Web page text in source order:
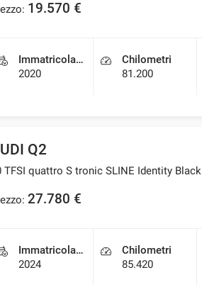
19.570 €
Immatricolazione
2020
Chilometri
81.200
Q2
TFSI quattro S tronic SLINE Identity Black
27.780 €
Immatricolazione
2024
Chilometri
85.420